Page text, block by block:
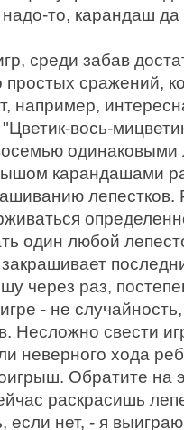
то, карандаш да
среди забав
простых сражений,
вось-
одинаковыми
карандашами
один любой
через раз,
- не
Несложно свести
неверного хода
Обратите на
раскрасишь
если нет, - я